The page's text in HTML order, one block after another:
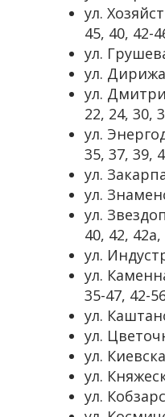
ул.
45, 40, 42-
ул.
ул.
ул.
22, 24, 30,
ул.
35, 37, 39,
ул.
ул.
ул.
40, 42, 42а,
ул.
ул.
35-47, 42-
ул.
ул.
ул.
ул.
ул.